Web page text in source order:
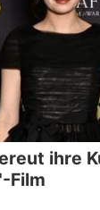
ihre
Film